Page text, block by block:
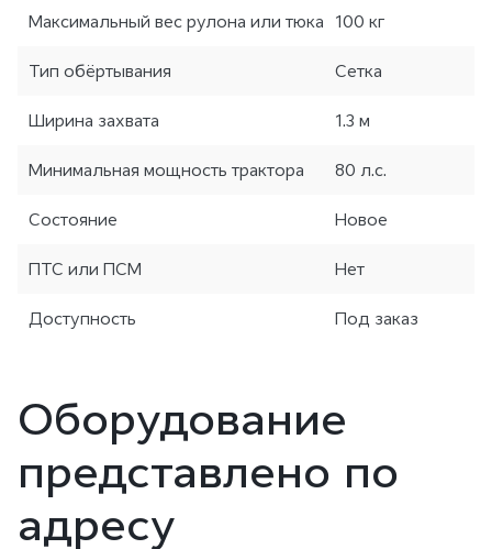
Максимальный вес рулона или тюка 100 кг
Тип обёртывания Сетка
Ширина захвата 1.3 м
Минимальная мощность трактора 80 л.с.
Состояние Новое
ПТС или ПСМ Нет
Доступность Под заказ
Оборудование
представлено по
адресу